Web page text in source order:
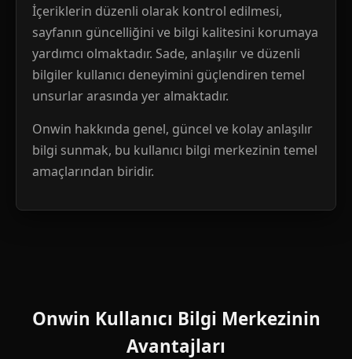
İçeriklerin düzenli olarak kontrol edilmesi,
sayfanın güncelliğini ve bilgi kalitesini korumaya
yardımcı olmaktadır. Sade, anlaşılır ve düzenli
bilgiler kullanıcı deneyimini güçlendiren temel
unsurlar arasında yer almaktadır.
Onwin hakkında genel, güncel ve kolay anlaşılır
bilgi sunmak, bu kullanıcı bilgi merkezinin temel
amaçlarından biridir.
Onwin Kullanıcı Bilgi Merkezinin
Avantajları